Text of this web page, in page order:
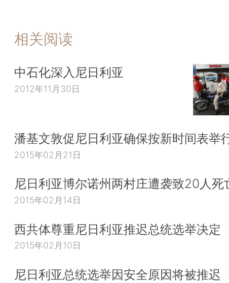
相关阅读
中石化深入尼日利亚
2012年11月30日
潘基文敦促尼日利亚确保按新时间表举
2015年02月21日
尼日利亚博尔诺州两村庄遭袭致20人死
2015年02月14日
西共体尊重尼日利亚推迟总统选举决定
2015年02月10日
尼日利亚总统选举因安全原因将被推迟